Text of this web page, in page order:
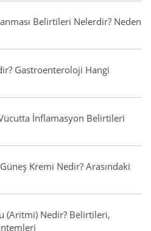
Belirtileri Nelerdir? Neden
Gastroenteroloji Hangi
İnflamasyon Belirtileri
Kremi Nedir? Arasındaki
(Aritmi) Nedir? Belirtileri,